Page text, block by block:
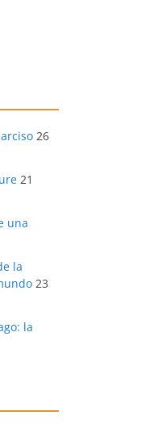
26
21
una
la
23
la